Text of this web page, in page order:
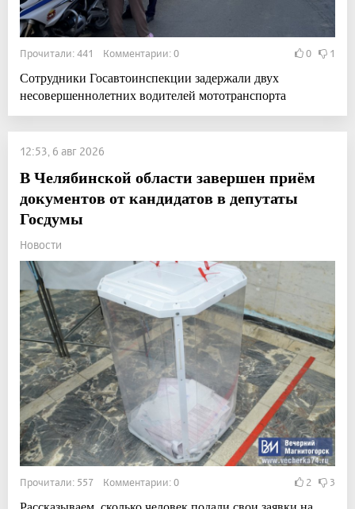
Прочитали: 441 Комментарии: 0 0 1
Сотрудники Госавтоинспекции задержали двух
несовершеннолетних водителей мототранспорта
12:53, 6 авг 2026
В Челябинской области завершен приём
документов от кандидатов в депутаты
Госдумы
Новости
Прочитали: 557 Комментарии: 0 2 3